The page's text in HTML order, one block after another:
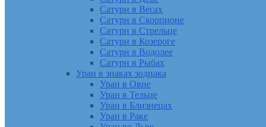
Сатурн в Весах
Сатурн в Скорпионе
Сатурн в Стрельце
Сатурн в Козероге
Сатурн в Водолее
Сатурн в Рыбах
Уран в знаках зодиака
Уран в Овне
Уран в Тельце
Уран в Близнецах
Уран в Раке